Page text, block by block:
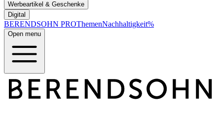
Werbeartikel & Geschenke
Digital
BERENDSOHN PROThemenNachhaltigkeit%
Open menu